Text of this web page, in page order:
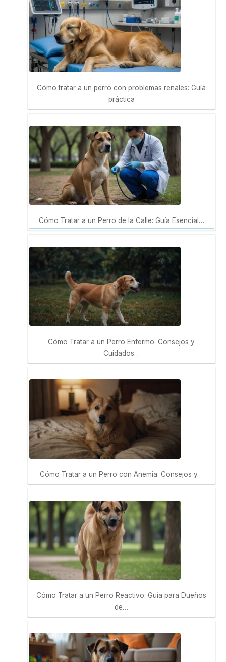
Cómo tratar a un perro con problemas renales: Guía
práctica
Cómo Tratar a un Perro de la Calle: Guía Esencial…
Cómo Tratar a un Perro Enfermo: Consejos y
Cuidados…
Cómo Tratar a un Perro con Anemia: Consejos y…
Cómo Tratar a un Perro Reactivo: Guía para Dueños
de…